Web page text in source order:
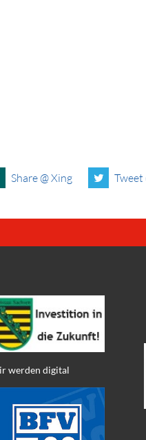
Share @ Xing Tweet
werden digital